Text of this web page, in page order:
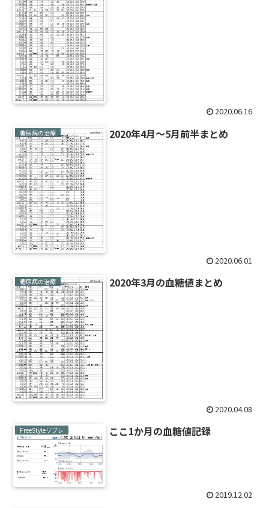
2020.06.16
糖尿病の治療 2020年4月～5月前半まとめ
2020.06.01
糖尿病の治療 2020年3月の血糖値まとめ
2020.04.08
FreeStyleリブレ ここ1か月の血糖値記録
2019.12.02